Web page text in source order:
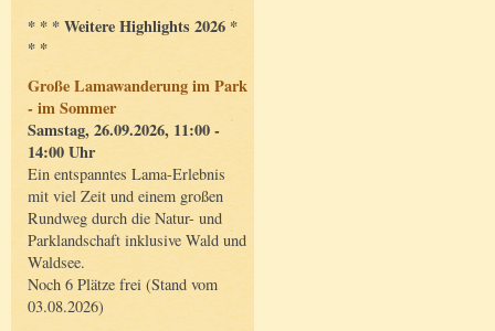
* * * Weitere Highlights 2026 *
* *
Große Lamawanderung im Park
- im Sommer
Samstag, 26.09.2026, 11:00 -
14:00 Uhr
Ein entspanntes Lama-Erlebnis
mit viel Zeit und einem großen
Rundweg durch die Natur- und
Parklandschaft inklusive Wald und
Waldsee.
Noch 6 Plätze frei (Stand vom
03.08.2026)